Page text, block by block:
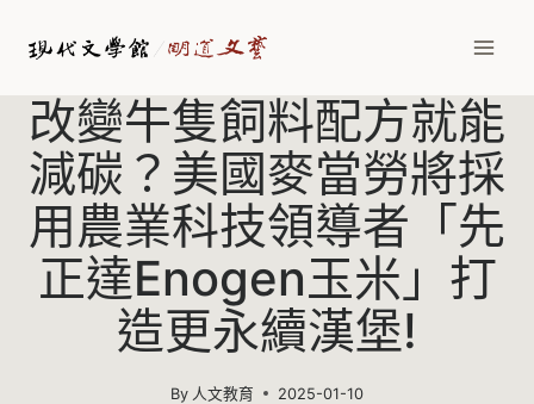
改變牛隻飼料配方就能
減碳？美國麥當勞將採
用農業科技領導者「先
正達Enogen玉米」打
造更永續漢堡!
By 人文教育 2025-01-10